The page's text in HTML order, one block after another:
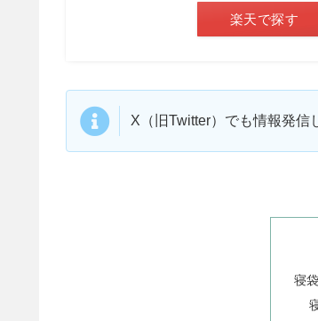
楽天で探す
X（旧Twitter）でも情報発信
寝